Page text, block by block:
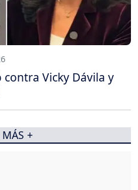
Vicky Dávila y
MÁS +